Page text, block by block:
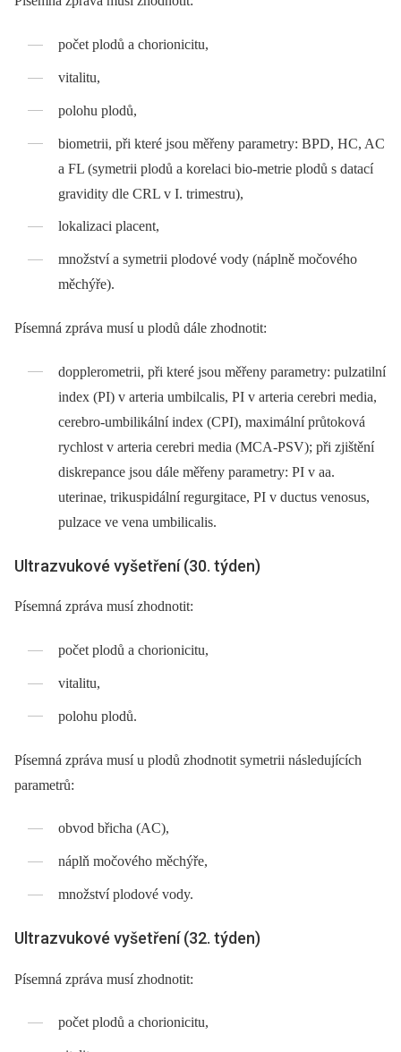
počet plodů a chorionicitu,
vitalitu,
polohu plodů,
biometrii, při které jsou měřeny parametry: BPD, HC, AC
a FL (symetrii plodů a korelaci bio-metrie plodů s datací
gravidity dle CRL v I. trimestru),
lokalizaci placent,
množství a symetrii plodové vody (náplně močového
měchýře).
Písemná zpráva musí u plodů dále zhodnotit:
dopplerometrii, při které jsou měřeny parametry: pulzatilní
index (PI) v arteria umbilcalis, PI v arteria cerebri media,
cerebro-umbilikální index (CPI), maximální průtoková
rychlost v arteria cerebri media (MCA-PSV); při zjištění
diskrepance jsou dále měřeny parametry: PI v aa.
uterinae, trikuspidální regurgitace, PI v ductus venosus,
pulzace ve vena umbilicalis.
Ultrazvukové vyšetření (30. týden)
Písemná zpráva musí zhodnotit:
počet plodů a chorionicitu,
vitalitu,
polohu plodů.
Písemná zpráva musí u plodů zhodnotit symetrii následujících
parametrů:
obvod břicha (AC),
náplň močového měchýře,
množství plodové vody.
Ultrazvukové vyšetření (32. týden)
Písemná zpráva musí zhodnotit:
počet plodů a chorionicitu,